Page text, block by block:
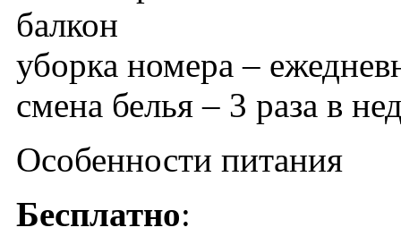
балкон
уборка номера –
смена белья – 3 раза в
Особенности питания
Бесплатно: